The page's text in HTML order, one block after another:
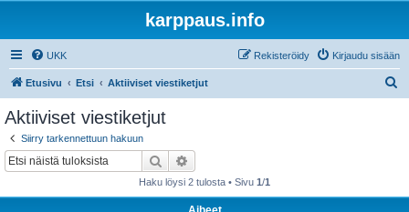
karppaus.info
UKK Kirjaudu sisään
Rekisteröidy
Etusivu Etsi Aktiiviset viestiketjut
Aktiiviset viestiketjut
Siirry tarkennettuun hakuun
Etsi
Haku löysi 2 tulosta • Sivu 1/1